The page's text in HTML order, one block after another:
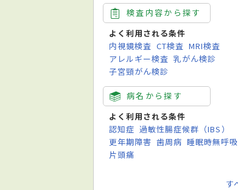
検査内容から探す
よく利用される条件
内視鏡検査 CT検査 MRI検査
アレルギー検査 乳がん検診
子宮頸がん検診
病名から探す
よく利用される条件
認知症 過敏性腸症候群（IBS）
更年期障害 歯周病 睡眠時無呼
片頭痛
す